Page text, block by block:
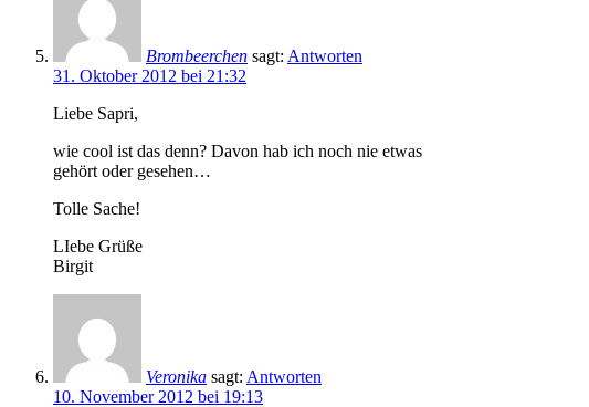
Brombeerchen sagt: Antworten
31. Oktober 2012 bei 21:32
Liebe Sapri,
wie cool ist das denn? Davon hab ich noch nie etwas
gehört oder gesehen…
Tolle Sache!
LIebe Grüße
Birgit
Veronika sagt: Antworten
10. November 2012 bei 19:13